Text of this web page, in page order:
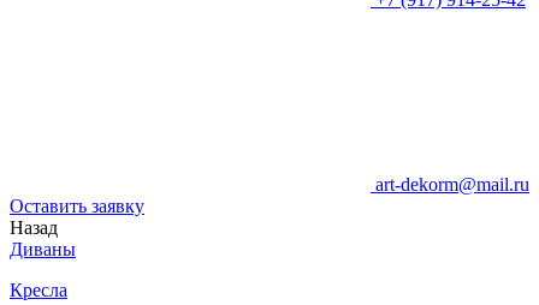
art-dekorm@mail.ru
Оставить заявку
Назад
Диваны
Кресла